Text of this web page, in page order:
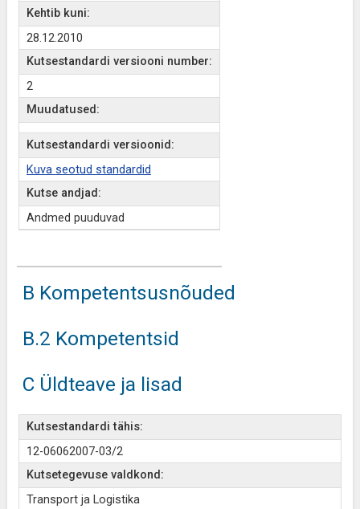
Kehtib kuni:
28.12.2010
Kutsestandardi versiooni number:
2
Muudatused:
Kutsestandardi versioonid:
Kuva seotud standardid
Kutse andjad:
Andmed puuduvad
B Kompetentsusnõuded
B.2 Kompetentsid
C Üldteave ja lisad
Kutsestandardi tähis:
12-06062007-03/2
Kutsetegevuse valdkond:
Transport ja Logistika